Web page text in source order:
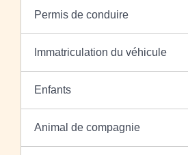
Permis de conduire
Immatriculation du véhicule
Enfants
Animal de compagnie